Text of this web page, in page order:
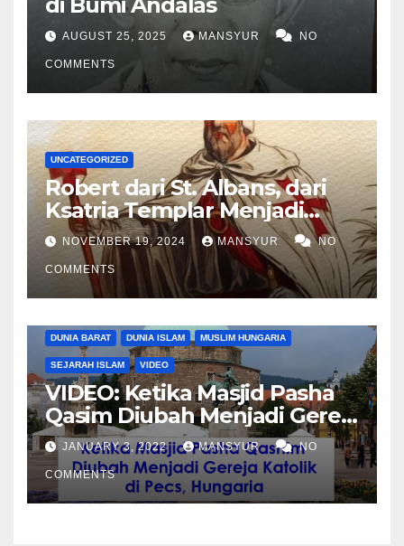
AUGUST 25, 2025 MANSYUR NO
COMMENTS
UNCATEGORIZED
Robert dari St. Albans, dari
Ksatria Templar Menjadi
Komandan Pasukan
Shalahuddin Merebut
Kembali Yerusalem
NOVEMBER 19, 2024 MANSYUR NO
COMMENTS
DUNIA BARAT DUNIA ISLAM MUSLIM HUNGARIA
SEJARAH ISLAM VIDEO
VIDEO: Ketika Masjid Pasha
Qasim Diubah Menjadi Gereja
Katolik di Pecs, Hungaria
JANUARY 3, 2022 MANSYUR NO
COMMENTS